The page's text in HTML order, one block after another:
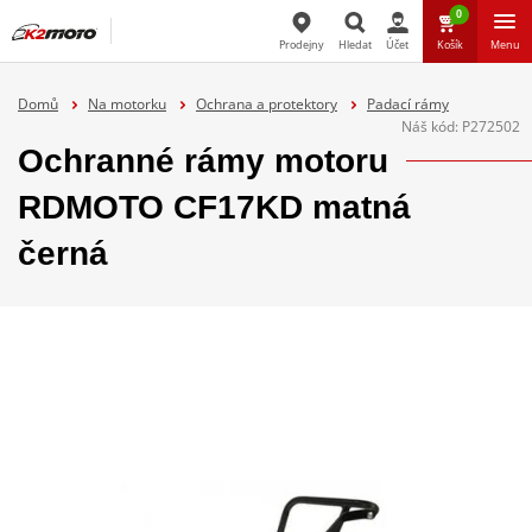
Hledat
Prodejny Hledat Účet
0
Košík Menu
Domů Na motorku Ochrana a protektory
Padací rámy
Náš kód: P272502
Ochranné rámy motoru
RDMOTO CF17KD matná
černá